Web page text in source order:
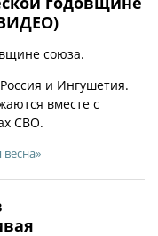
союза.
и Ингушетия.
вместе с
СВО.
весна»